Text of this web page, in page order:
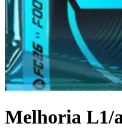
Melhoria L1/